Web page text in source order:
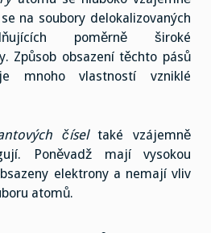
na soubory delokalizovaných
poměrně široké
Způsob obsazení těchto pásů
mnoho vlastností vzniklé
číseltaké vzájemně
Poněvadž mají vysokou
elektrony a nemají vliv
atomů.